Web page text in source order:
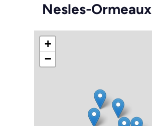
Nesles-Ormeaux
+
−